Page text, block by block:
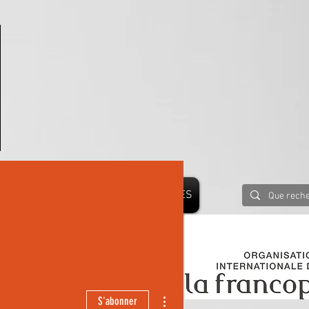
PARTENAIRES
MONDE
S'abonner
Plus d'actions